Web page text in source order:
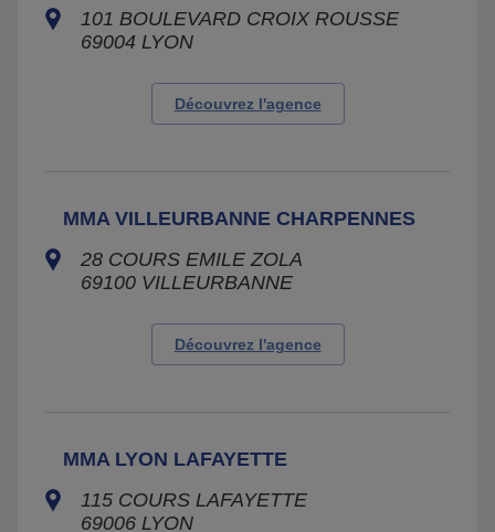
101 BOULEVARD CROIX ROUSSE
69004 LYON
Découvrez l'agence
MMA VILLEURBANNE CHARPENNES
28 COURS EMILE ZOLA
69100 VILLEURBANNE
Découvrez l'agence
MMA LYON LAFAYETTE
115 COURS LAFAYETTE
69006 LYON